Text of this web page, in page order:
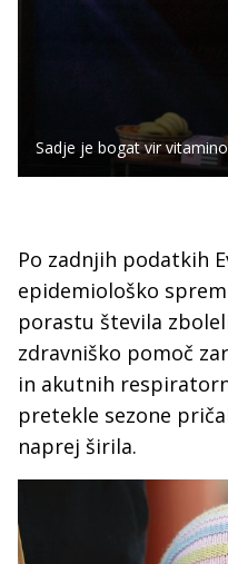
Sadje je bogat vir
Po zadnjih podatkih
epidemiološko
porastu števila
zdravniško pomoč
in akutnih
pretekle sezone
naprej širila.